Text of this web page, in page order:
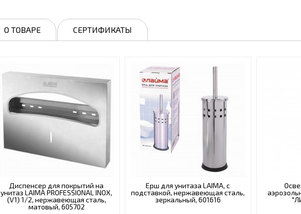
О ТОВАРЕ СЕРТИФИКАТЫ
Диспенсер для покрытий на
унитаз LAIMA PROFESSIONAL INOX,
(V1) 1/2, нержавеющая сталь,
матовый, 605702
Ерш для унитаза LAIMA, с
подставкой, нержавеющая сталь,
зеркальный, 601616